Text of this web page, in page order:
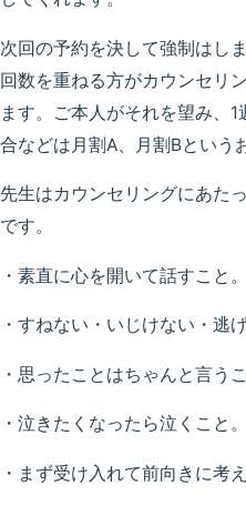
次回の予約を決して強制はし
回数を重ねる方がカウンセリ
ます。ご本人がそれを望み、
合などは月割A、月割Bという
先生はカウンセリングにあた
です。
・素直に心を開いて話すこと。
・すねない・いじけない・逃
・思ったことはちゃんと言うこ
・泣きたくなったら泣くこと。
・まず受け入れて前向きに考